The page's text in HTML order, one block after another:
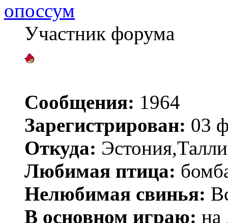
опоссум
Участник форума
Сообщения: 1964
Зарегистрирован: 03
Откуда:
Любимая птица:
Нелюбимая свинья:
В основном играю: на